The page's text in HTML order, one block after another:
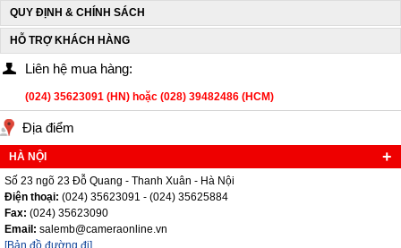
QUY ĐỊNH & CHÍNH SÁCH
HỖ TRỢ KHÁCH HÀNG
Liên hệ mua hàng:
(024) 35623091 (HN) hoặc (028) 39482486 (HCM)
Địa điểm
HÀ NỘI
Số 23 ngõ 23 Đỗ Quang - Thanh Xuân - Hà Nội
Điện thoại: (024) 35623091 - (024) 35625884
Fax: (024) 35623090
Email: salemb@cameraonline.vn
[Bản đồ đường đi]